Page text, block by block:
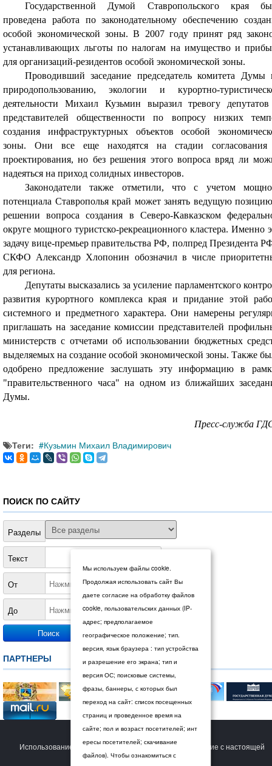
Государственной Думой Ставропольского края
проведена работа по законодательному обеспечению
особой экономической зоны. В 2007 году принят ряд
устанавливающих льготы по налогам на имущество и
для организаций-резидентов особой экономической зоны.
Проводивший заседание председатель комитета Думы
природопользованию, экологии и курортно-
деятельности Михаил Кузьмин выразил тревогу
представителей общественности по вопросу низких
создания инфраструктурных объектов особой
зоны. Они все еще находятся на стадии
проектирования, но без решения этого вопроса вряд ли
надеяться на приход солидных инвесторов.
Законодатели также отметили, что с учетом
потенциала Ставрополья край может занять ведущую
решении вопроса создания в Северо-Кавказском
округе мощного туристско-рекреационного кластера. Именно
задачу вице-премьер правительства РФ, полпред Президента
СКФО Александр Хлопонин обозначил в числе
для региона.
Депутаты высказались за усиление парламентского
развития курортного комплекса края и придание этой
системного и предметного характера. Они намерены
приглашать на заседание комиссии представителей
министерств с отчетами об использовании бюджетных
выделяемых на создание особой экономической зоны. Также
одобрено предложение заслушать эту информацию в
"правительственного часа" на одном из ближайших
Думы.
Пресс-служба
Теги: Кузьмин Михаил Владимирович
ПОИСК ПО САЙТУ
Разделы
Текст
От
До
ПАРТНЕРЫ
© 2026 Дума Ставропольского края.
Использование сайта Пользователем означает согласие с настоящей
Политикой конфиденциальности
Мы используем файлы cookie.
Продолжая использовать сайт Вы
даете согласие на обработку файлов
cookie, пользовательских данных (IP-
адрес; предполагаемое
географическое положение; тип.
версия, язык браузера : тип устройства
и разрешение его экрана; тип и
версия ОС; поисковые системы,
фразы, баннеры, с которых был
переход на сайт: список посещенных
страниц и проведенное время на
сайте; пол и возраст посетителей; инт
ересы посетителей; скачивание
файлов). Чтобы ознакомиться с